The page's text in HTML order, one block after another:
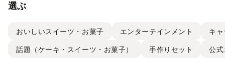
選ぶ
おいしいスイーツ・お菓子 エンターテインメント キ
話題（ケーキ・スイーツ・お菓子） 手作りセット 公